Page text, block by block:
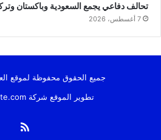
تحالف دفاعي يجمع السعودية وباكستان
7 أغسطس، 2026
جميع الحقوق محفوظة لموقع
تطوير الموقع شركة